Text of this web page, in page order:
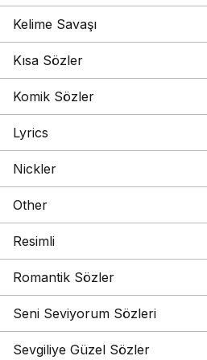
80 Günde Devr-i Alem
9 Köy
90'lı Yılların Kadın Pop Şarkıcıları
90bpm
A Band Of Orcs
A Breach Of Silence
A filha do peixeiro
A Fire On A Hill
A Fortune In Lies
Å gå seg vill [Lost In The Woods
A Girl Like Me
A Guzum
A Holly Jolly Christmas
A Little Less Lonely
A Lu Mircatu
A Pink
Kelime Savaşı
Kısa Sözler
Komik Sözler
Lyrics
Nickler
Other
Resimli
Romantik Sözler
Seni Seviyorum Sözleri
Sevgiliye Güzel Sözler